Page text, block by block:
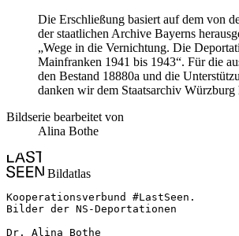
Die Erschließung basiert auf dem von
der staatlichen Archive Bayerns
„Wege in die Vernichtung. Die
Mainfranken 1941 bis 1943“. Für die
den Bestand 18880a und die
danken wir dem Staatsarchiv Würzburg
Bildserie bearbeitet von
Alina Bothe
Bildatlas
Kooperationsverbund #LastSeen.
Bilder der NS-Deportationen
Dr. Alina Bothe